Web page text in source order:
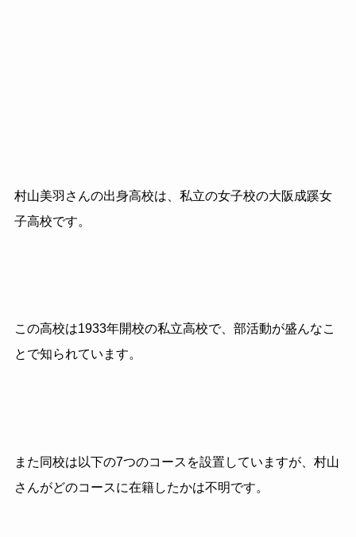
村山美羽さんの出身高校は、私立の女子校の大阪成蹊女
子高校です。
この高校は1933年開校の私立高校で、部活動が盛んなこ
とで知られています。
また同校は以下の7つのコースを設置していますが、村山
さんがどのコースに在籍したかは不明です。